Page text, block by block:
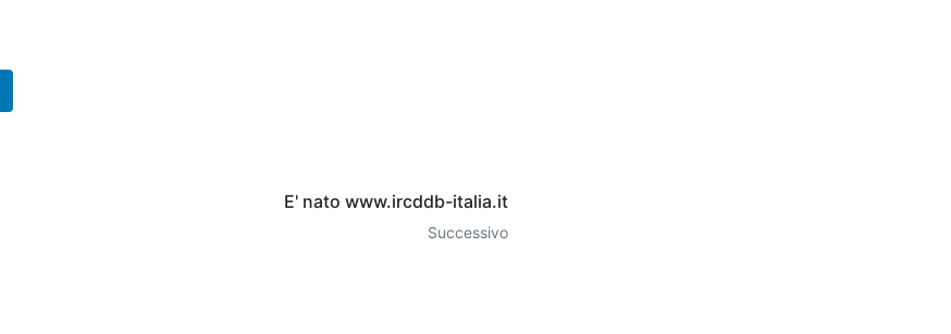
E' nato www.ircddb-italia.it
Successivo